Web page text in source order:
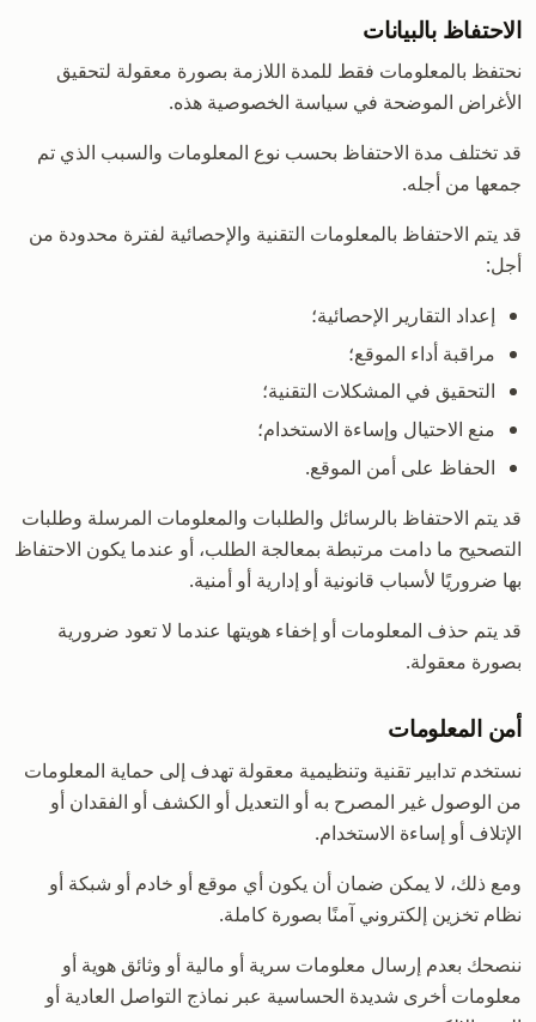
الاحتفاظ بالبيانات
نحتفظ بالمعلومات فقط للمدة اللازمة بصورة معقولة لتحقيق
الأغراض الموضحة في سياسة الخصوصية هذه.
قد تختلف مدة الاحتفاظ بحسب نوع المعلومات والسبب الذي تم
جمعها من أجله.
قد يتم الاحتفاظ بالمعلومات التقنية والإحصائية لفترة محدودة من
أجل:
إعداد التقارير الإحصائية؛
مراقبة أداء الموقع؛
التحقيق في المشكلات التقنية؛
منع الاحتيال وإساءة الاستخدام؛
الحفاظ على أمن الموقع.
قد يتم الاحتفاظ بالرسائل والطلبات والمعلومات المرسلة وطلبات
التصحيح ما دامت مرتبطة بمعالجة الطلب، أو عندما يكون الاحتفاظ
بها ضروريًا لأسباب قانونية أو إدارية أو أمنية.
قد يتم حذف المعلومات أو إخفاء هويتها عندما لا تعود ضرورية
بصورة معقولة.
أمن المعلومات
نستخدم تدابير تقنية وتنظيمية معقولة تهدف إلى حماية المعلومات
من الوصول غير المصرح به أو التعديل أو الكشف أو الفقدان أو
الإتلاف أو إساءة الاستخدام.
ومع ذلك، لا يمكن ضمان أن يكون أي موقع أو خادم أو شبكة أو
نظام تخزين إلكتروني آمنًا بصورة كاملة.
ننصحك بعدم إرسال معلومات سرية أو مالية أو وثائق هوية أو
معلومات أخرى شديدة الحساسية عبر نماذج التواصل العادية أو